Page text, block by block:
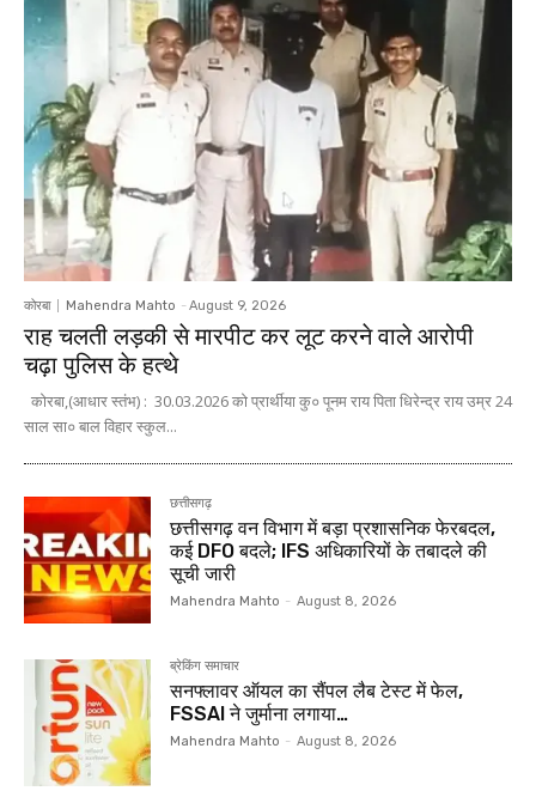
कोरबा Mahendra Mahto - August 9, 2026
राह चलती लड़की से मारपीट कर लूट करने वाले आरोपी
चढ़ा पुलिस के हत्थे
कोरबा,(आधार स्तंभ) : 30.03.2026 को प्रार्थीया कु० पूनम राय पिता धिरेन्द्र राय उम्र 24
साल सा० बाल विहार स्कुल...
छत्तीसगढ़
छत्तीसगढ़ वन विभाग में बड़ा प्रशासनिक फेरबदल,
कई DFO बदले; IFS अधिकारियों के तबादले की
सूची जारी
Mahendra Mahto - August 8, 2026
ब्रेकिंग समाचार
सनफ्लावर ऑयल का सैंपल लैब टेस्ट में फेल,
FSSAI ने जुर्माना लगाया…
Mahendra Mahto - August 8, 2026